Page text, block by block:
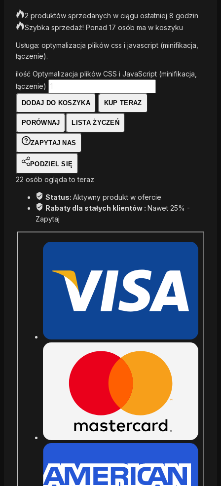
2 produktów sprzedanych w ciągu ostatniej 8 godzin
Szybka sprzedaż! Ponad 17 osób ma w koszyku
Usługa: optymalizacja plików css i javascript (minifikacja,
łączenie).
ilość Optymalizacja plików CSS i JavaScript (minifikacja,
łączenie)
DODAJ DO KOSZYKA KUP TERAZ
PORÓWNAJ LISTA ŻYCZEŃ
ZAPYTAJ NAS
PODZIEL SIĘ
22 osób ogląda to teraz
Status: Aktywny produkt w ofercie
Rabaty dla stałych klientów : Nawet 25% -
Zapytaj